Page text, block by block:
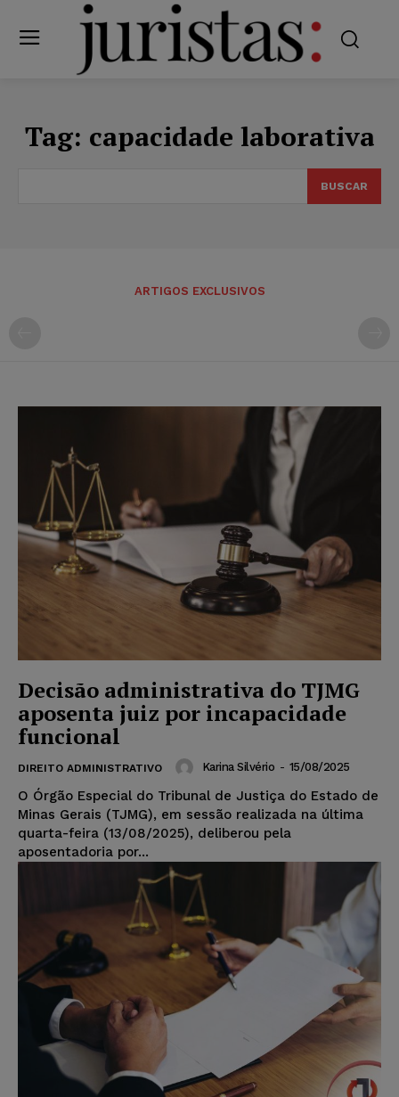
Tag: capacidade laborativa
BUSCAR
ARTIGOS EXCLUSIVOS
Decisão administrativa do TJMG
aposenta juiz por incapacidade
funcional
DIREITO ADMINISTRATIVO Karina Silvério - 15/08/2025
O Órgão Especial do Tribunal de Justiça do Estado de
Minas Gerais (TJMG), em sessão realizada na última
quarta-feira (13/08/2025), deliberou pela
aposentadoria por...